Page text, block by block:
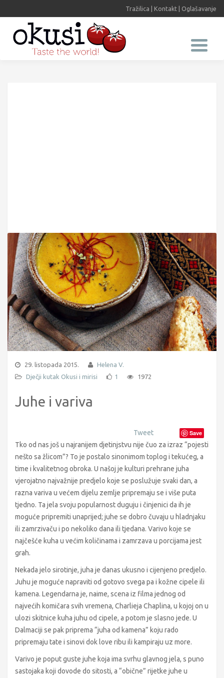
Tražilica Kontakt Oglašavanje
29. listopada 2015.
Helena V.
Dječji kutak Okusi i mirisi 1 1972
Juhe i variva
Tweet Save
Tko od nas još u najranijem djetinjstvu nije čuo za izraz “pojesti
nešto sa žlicom”? To je postalo sinonimom toplog i tekućeg, a
time i kvalitetnog obroka. U našoj je kulturi prehrane juha
vjerojatno najvažnije predjelo koje se poslužuje svaki dan, a
razna variva u većem dijelu zemlje pripremaju se i više puta
tjedno. Ta jela svoju popularnost duguju i činjenici da ih je
moguće pripremiti unaprijed; juhe se dobro čuvaju u hladnjaku
ili zamrzivaču i po nekoliko dana ili tjedana. Varivo koje se
najčešće kuha u većim količinama i zamrzava u porcijama jest
grah.
Nekada jelo sirotinje, juha je danas ukusno i cijenjeno predjelo.
Juhu je moguće napraviti od gotovo svega pa i kožne cipele ili
kamena. Legendarna je, naime, scena iz filma jednog od
najvećih komičara svih vremena, Charlieja Chaplina, u kojoj on u
ulozi skitnice kuha juhu od cipele, a potom je slasno jede. U
Dalmaciji se pak priprema “juha od kamena” koju rado
pripremaju tate i sinovi dok love ribu ili kampiraju uz more.
Varivo je poput guste juhe koja ima svrhu glavnog jela, s puno
sastojaka koji dovode do sitosti, a “obične” rijetke juhe u